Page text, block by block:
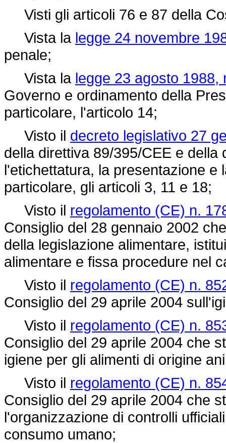
Visti gli articoli 76 e 87 della
Vista la legge 24 novembre
penale;
Vista la legge 23 agosto 1988,
Governo e ordinamento della
particolare, l'articolo 14;
Visto il decreto legislativo 27
della direttiva 89/395/CEE e
l'etichettatura, la presentazione e
particolare, gli articoli 3, 11 e 18;
Visto il regolamento (CE) n.
Consiglio del 28 gennaio 2002
della legislazione alimentare,
alimentare e fissa procedure nel
Visto il regolamento (CE) n.
Consiglio del 29 aprile 2004
Visto il regolamento (CE) n.
Consiglio del 29 aprile 2004 che
igiene per gli alimenti di origine
Visto il regolamento (CE) n.
Consiglio del 29 aprile 2004 che
l'organizzazione di controlli
consumo umano;